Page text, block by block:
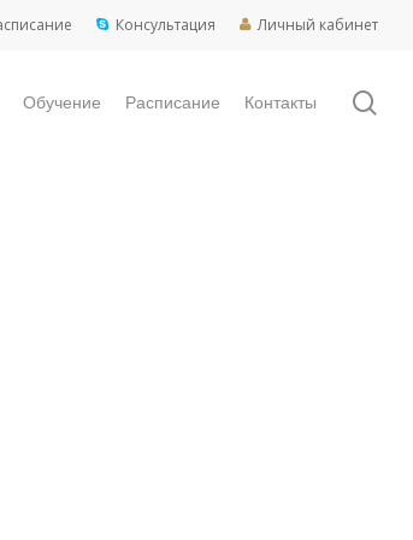
Консультация Личный кабинет
Обучение Расписание Контакты